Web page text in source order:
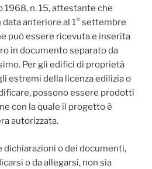
1968, n. 15, attestante che
data anteriore al 1° settembre
può essere ricevuta e inserita
in documento separato da
Per gli edifici di proprietà
estremi della licenza edilizia o
possono essere prodotti
con la quale il progetto è
autorizzata.
dichiarazioni o dei documenti,
o da allegarsi, non sia